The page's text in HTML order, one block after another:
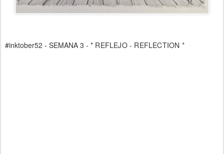
#inktober52 - SEMANA 3 - * REFLEJO - REFLECTION *